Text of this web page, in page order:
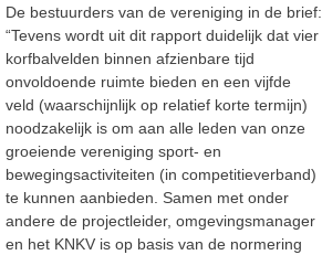
De bestuurders van de vereniging in de brief:
“Tevens wordt uit dit rapport duidelijk dat vier
korfbalvelden binnen afzienbare tijd
onvoldoende ruimte bieden en een vijfde
veld (waarschijnlijk op relatief korte termijn)
noodzakelijk is om aan alle leden van onze
groeiende vereniging sport- en
bewegingsactiviteiten (in competitieverband)
te kunnen aanbieden. Samen met onder
andere de projectleider, omgevingsmanager
en het KNKV is op basis van de normering